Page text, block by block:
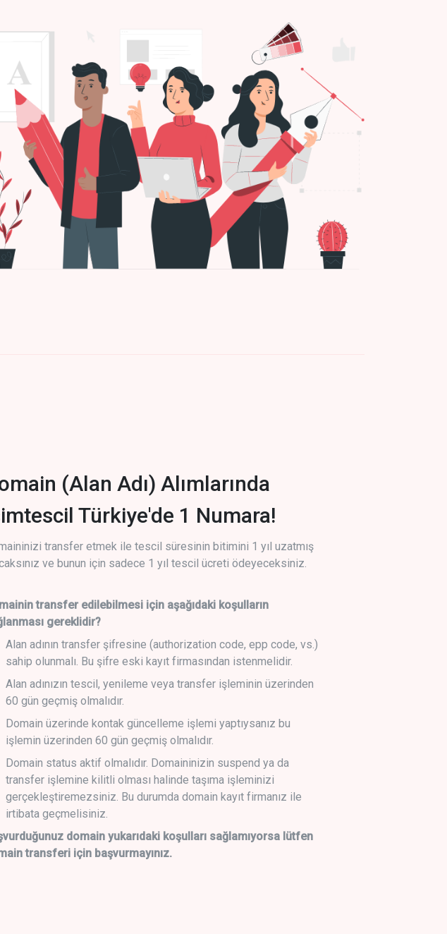
(Alan Adı) Alımlarında
Türkiye'de 1 Numara!
transfer etmek ile tescil süresinin bitimini 1 yıl uzatmış
ve bunun için sadece 1 yıl tescil ücreti ödeyeceksiniz.
transfer edilebilmesi için aşağıdaki koşulların
gereklidir?
Alan adının transfer şifresine (authorization code, epp code, vs.)
sahip olunmalı. Bu şifre eski kayıt firmasından istenmelidir.
Alan adınızın tescil, yenileme veya transfer işleminin üzerinden
60 gün geçmiş olmalıdır.
Domain üzerinde kontak güncelleme işlemi yaptıysanız bu
işlemin üzerinden 60 gün geçmiş olmalıdır.
Domain status aktif olmalıdır. Domaininizin suspend ya da
transfer işlemine kilitli olması halinde taşıma işleminizi
gerçekleştiremezsiniz. Bu durumda domain kayıt firmanız ile
irtibata geçmelisiniz.
domain yukarıdaki koşulları sağlamıyorsa lütfen
transferi için başvurmayınız.